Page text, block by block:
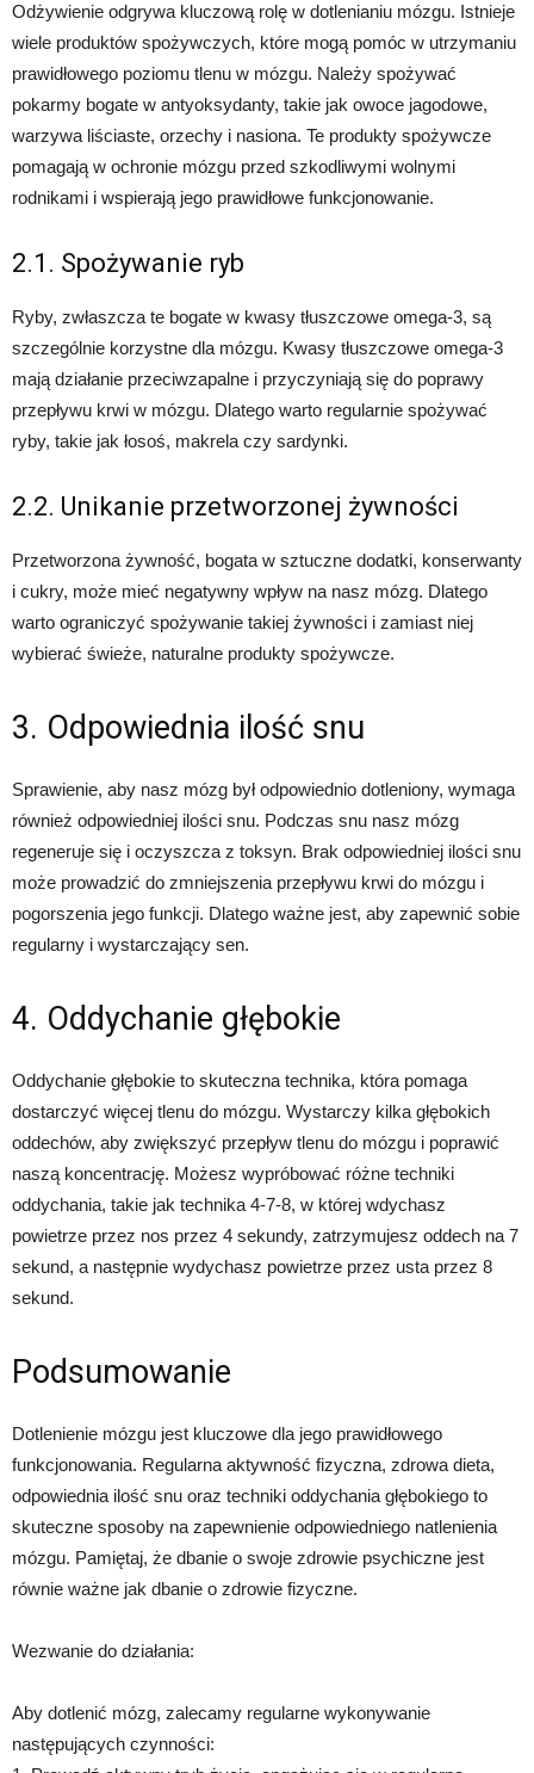
Odżywienie odgrywa kluczową rolę w dotlenianiu mózgu. Istnieje
wiele produktów spożywczych, które mogą pomóc w utrzymaniu
prawidłowego poziomu tlenu w mózgu. Należy spożywać
pokarmy bogate w antyoksydanty, takie jak owoce jagodowe,
warzywa liściaste, orzechy i nasiona. Te produkty spożywcze
pomagają w ochronie mózgu przed szkodliwymi wolnymi
rodnikami i wspierają jego prawidłowe funkcjonowanie.
2.1. Spożywanie ryb
Ryby, zwłaszcza te bogate w kwasy tłuszczowe omega-3, są
szczególnie korzystne dla mózgu. Kwasy tłuszczowe omega-3
mają działanie przeciwzapalne i przyczyniają się do poprawy
przepływu krwi w mózgu. Dlatego warto regularnie spożywać
ryby, takie jak łosoś, makrela czy sardynki.
2.2. Unikanie przetworzonej żywności
Przetworzona żywność, bogata w sztuczne dodatki, konserwanty
i cukry, może mieć negatywny wpływ na nasz mózg. Dlatego
warto ograniczyć spożywanie takiej żywności i zamiast niej
wybierać świeże, naturalne produkty spożywcze.
3. Odpowiednia ilość snu
Sprawienie, aby nasz mózg był odpowiednio dotleniony, wymaga
również odpowiedniej ilości snu. Podczas snu nasz mózg
regeneruje się i oczyszcza z toksyn. Brak odpowiedniej ilości snu
może prowadzić do zmniejszenia przepływu krwi do mózgu i
pogorszenia jego funkcji. Dlatego ważne jest, aby zapewnić sobie
regularny i wystarczający sen.
4. Oddychanie głębokie
Oddychanie głębokie to skuteczna technika, która pomaga
dostarczyć więcej tlenu do mózgu. Wystarczy kilka głębokich
oddechów, aby zwiększyć przepływ tlenu do mózgu i poprawić
naszą koncentrację. Możesz wypróbować różne techniki
oddychania, takie jak technika 4-7-8, w której wdychasz
powietrze przez nos przez 4 sekundy, zatrzymujesz oddech na 7
sekund, a następnie wydychasz powietrze przez usta przez 8
sekund.
Podsumowanie
Dotlenienie mózgu jest kluczowe dla jego prawidłowego
funkcjonowania. Regularna aktywność fizyczna, zdrowa dieta,
odpowiednia ilość snu oraz techniki oddychania głębokiego to
skuteczne sposoby na zapewnienie odpowiedniego natlenienia
mózgu. Pamiętaj, że dbanie o swoje zdrowie psychiczne jest
równie ważne jak dbanie o zdrowie fizyczne.
Wezwanie do działania:
Aby dotlenić mózg, zalecamy regularne wykonywanie
następujących czynności: